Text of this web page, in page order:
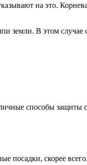
на это.
земли. В этом случае
способы защиты
посадки, скорее